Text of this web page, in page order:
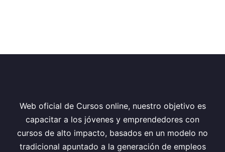
Web oficial de Cursos online, nuestro objetivo es
capacitar a los jóvenes y emprendedores con
cursos de alto impacto, basados en un modelo no
tradicional apuntado a la generación de empleos